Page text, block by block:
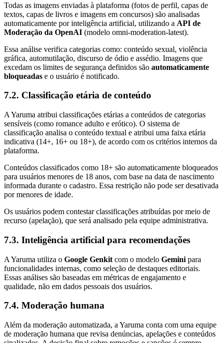
Todas as imagens enviadas à plataforma (fotos de perfil, capas de
textos, capas de livros e imagens em concursos) são analisadas
automaticamente por inteligência artificial, utilizando a API de
Moderação da OpenAI (modelo omni-moderation-latest).
Essa análise verifica categorias como: conteúdo sexual, violência
gráfica, automutilação, discurso de ódio e assédio. Imagens que
excedam os limites de segurança definidos são automaticamente
bloqueadas e o usuário é notificado.
7.2. Classificação etária de conteúdo
A Yaruma atribui classificações etárias a conteúdos de categorias
sensíveis (como romance adulto e erótico). O sistema de
classificação analisa o conteúdo textual e atribui uma faixa etária
indicativa (14+, 16+ ou 18+), de acordo com os critérios internos da
plataforma.
Conteúdos classificados como 18+ são automaticamente bloqueados
para usuários menores de 18 anos, com base na data de nascimento
informada durante o cadastro. Essa restrição não pode ser desativada
por menores de idade.
Os usuários podem contestar classificações atribuídas por meio de
recurso (apelação), que será analisado pela equipe administrativa.
7.3. Inteligência artificial para recomendações
A Yaruma utiliza o Google Genkit com o modelo Gemini para
funcionalidades internas, como seleção de destaques editoriais.
Essas análises são baseadas em métricas de engajamento e
qualidade, não em dados pessoais dos usuários.
7.4. Moderação humana
Além da moderação automatizada, a Yaruma conta com uma equipe
de moderação humana que revisa denúncias, apelações e conteúdos